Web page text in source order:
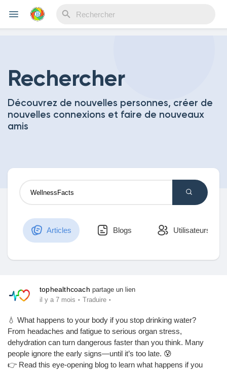
Découvrir Evènements
Découvrir Blogs
Mes Articles
Découvrir Groupes
Rechercher
Découvrez de nouvelles personnes, créer de
nouvelles connexions et faire de nouveaux
amis
Articles Blogs Utilisateurs
tophealthcoach partage un lien
il y a 7 mois · Traduire ·
💧 What happens to your body if you stop drinking water?
From headaches and fatigue to serious organ stress,
dehydration can turn dangerous faster than you think. Many
people ignore the early signs—until it’s too late. 😰
👉 Read this eye-opening blog to learn what happens if you